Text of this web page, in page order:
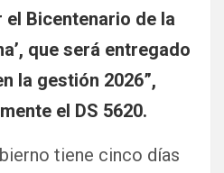
el Bicentenario de la
que será entregado
la gestión 2026”,
el DS 5620.
tiene cinco días